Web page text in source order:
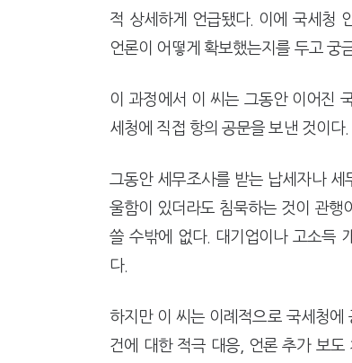
적 상세하게 언급됐다. 이에 국세청
언론이 어떻게 확보했는지를 두고 궁
이 과정에서 이 씨는 그동안 이어진
세청에 직접 항의 공문을 보낸 것이다.
그동안 세무조사를 받는 납세자나
울함이 있더라도 침묵하는 것이 관행
쓸 수밖에 없다. 대기업이나 고소득
다.
하지만 이 씨는 이례적으로 국세청
건에 대한 적극 대응, 언론 추가 보